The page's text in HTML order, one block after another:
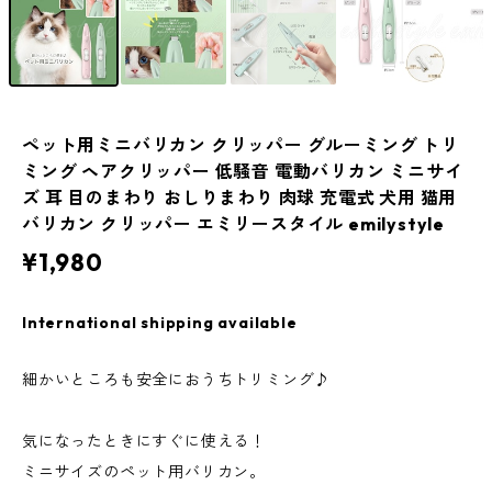
ペット用ミニバリカン クリッパー グルーミング トリ
ミング ヘアクリッパー 低騒音 電動バリカン ミニサイ
ズ 耳 目のまわり おしりまわり 肉球 充電式 犬用 猫用
バリカン クリッパー エミリースタイル emilystyle
¥1,980
International shipping available
細かいところも安全におうちトリミング♪
気になったときにすぐに使える！
ミニサイズのペット用バリカン。